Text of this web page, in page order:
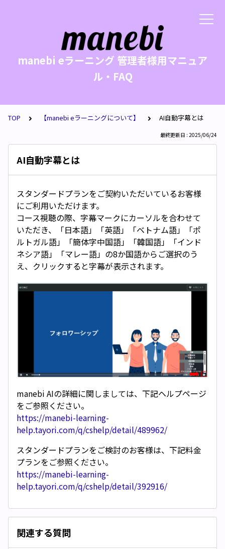
manebi eラーニング 管理者様用マニュア
ル・FAQ
TOP 【manebi eラーニングについて】 AI自動字幕とは
最終更新日 : 2025/06/24
AI自動字幕とは
スタンダードプランをご契約いただいているお客様
にご利用いただけます。
コース視聴の際、字幕マークにカーソルを合わせて
いただき、「日本語」「英語」「ベトナム語」「ポ
ルトガル語」「簡体字中国語」「韓国語」「インド
ネシア語」「マレー語」の8か国語からご選択のう
え、クリックすると字幕が表示されます。
manebi AIの詳細に関しましては、下記ヘルプページ
をご参照ください。
https://manebi-learning-
help.tayori.com/q/cshelp/detail/489962/
スタンダードプランをご検討のお客様は、下記料金
プランをご参照ください。
https://manebi-learning-
help.tayori.com/q/cshelp/detail/392916/
関連する質問